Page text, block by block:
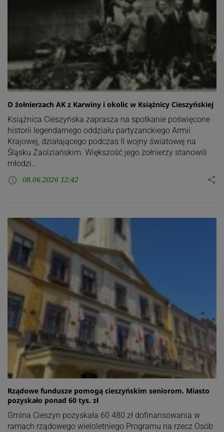
O żołnierzach AK z Karwiny i okolic w Książnicy Cieszyńskiej
Książnica Cieszyńska zaprasza na spotkanie poświęcone
historii legendarnego oddziału partyzanckiego Armii
Krajowej, działającego podczas II wojny światowej na
Śląsku Zaolziańskim. Większość jego żołnierzy stanowili
młodzi…
access_time 08.06.2026 12:42 share
Rządowe fundusze pomogą cieszyńskim seniorom. Miasto
pozyskało ponad 60 tys. zł
Gmina Cieszyn pozyskała 60 480 zł dofinansowania w
ramach rządowego wieloletniego Programu na rzecz Osób